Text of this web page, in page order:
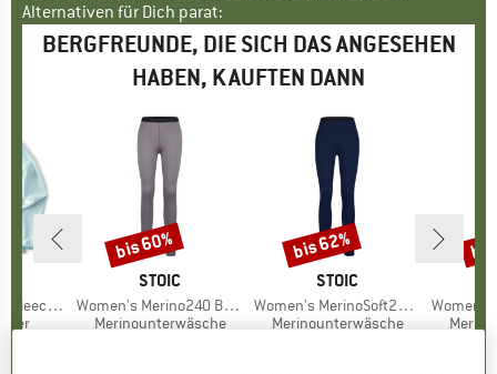
Alternativen für Dich parat:
BERGFREUNDE, DIE SICH DAS ANGESEHEN
HABEN, KAUFTEN DANN
Pullover
MARKE
STOIC
Artikel
Women's Merino240 BengtSt. Long Pants
Produktgruppe
Merinounterwäsche
Rabatt
bis 60%
MARKE
STOIC
Artikel
Women's MerinoSoft245 TuleboSt. Long Pants
Produktgruppe
Merinounterwäsche
Rabatt
bis 62%
Artikel
Women's